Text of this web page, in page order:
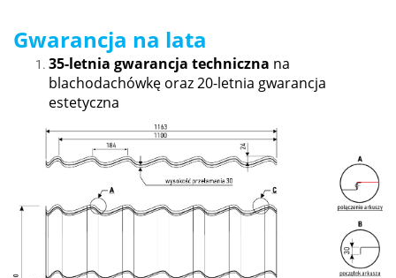
Gwarancja na lata
35-letnia gwarancja techniczna na
blachodachówkę oraz 20-letnia gwarancja
estetyczna